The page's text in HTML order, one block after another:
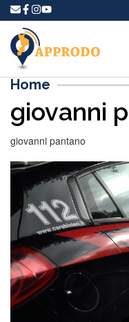
Home
giovanni
giovanni pantano